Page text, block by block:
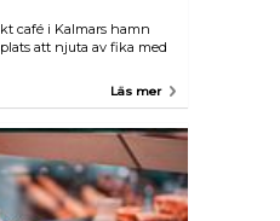
café i Kalmars hamn
att njuta av fika med
Läs mer